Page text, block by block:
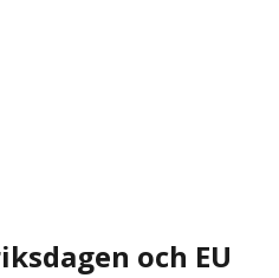
och EU